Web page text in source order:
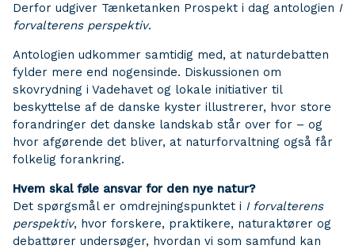
Derfor udgiver Tænketanken Prospekt i dag antologien I
forvalterens perspektiv.
Antologien udkommer samtidig med, at naturdebatten
fylder mere end nogensinde. Diskussionen om
skovrydning i Vadehavet og lokale initiativer til
beskyttelse af de danske kyster illustrerer, hvor store
forandringer det danske landskab står over for – og
hvor afgørende det bliver, at naturforvaltning også får
folkelig forankring.
Hvem skal føle ansvar for den nye natur?
Det spørgsmål er omdrejningspunktet i I forvalterens
perspektiv, hvor forskere, praktikere, naturaktører og
debattører undersøger, hvordan vi som samfund kan